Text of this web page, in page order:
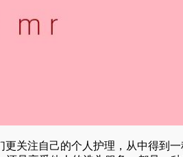
更关注自己的个人护理，从中得到